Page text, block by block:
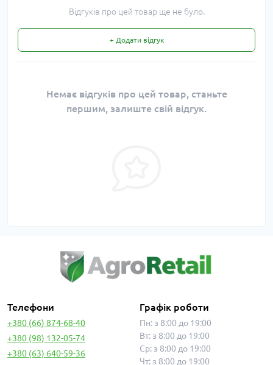
Відгуків про цей товар ще не було.
+ Додати відгук
Немає відгуків про цей товар, станьте
першим, залиште свій відгук.
Телефони
+380 (66) 874-68-40
+380 (98) 132-05-74
+380 (63) 640-59-36
Графік роботи
Пн: з 8:00 до 19:00
Вт: з 8:00 до 19:00
Ср: з 8:00 до 19:00
Чт: з 8:00 до 19:00